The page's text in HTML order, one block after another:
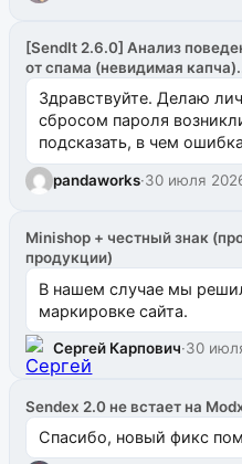
[SendIt 2.6.0] Анализ
от спама (невидимая
Здравствуйте. Делаю
сбросом пароля
подсказать, в чем
одноименном разделе
pandaworks·30 июля
Minishop + честный знак
продукции)
В нашем случае мы
маркировке сайта.
Сергей Карпович·30
Sendex 2.0 не встает на
Спасибо, новый фикс